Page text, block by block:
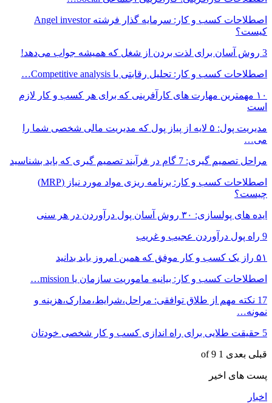
اصطلاحات کسب و کار: سرمایه گذار فرشته Angel investor
کیست؟
3 روش آسان برای لذت بردن از شغل که همیشه جواب می‌دهد!
اصطلاحات کسب و کار: تحلیل رقابتی یا Competitive analysis…
۱۰ مهمترین مهارت های کارآفرینی که برای هر کسب و کار لازم
است
مدیریت پول: ۵ لایه از پیاز پول که مدیریت مالی شخصی شما را
می…
مراحل تصمیم گیری: 7 گام در فرآیند تصمیم گیری که باید بشناسید
اصطلاحات کسب و کار: برنامه ریزی مواد مورد نیاز (MRP)
چیست؟
ایده های پولسازی: ۳۰ روش آسان پول درآوردن در هر سنی
9 راه پول درآوردن عجیب و غریب
۵۱ راز یک کسب و کار موفق که همین امروز باید بدانید
اصطلاحات کسب و کار: بیانیه ماموریت سازمان یا mission…
17 نکته مهم از طلاق توافقی: مراحل،شرایط،مدارک،هزینه و
نمونه…
5 حقیقت طلایی برای راه اندازی کسب و کار شخصی خودتان
قبلی بعدی 1 of 9
پست های اخیر
اخبار